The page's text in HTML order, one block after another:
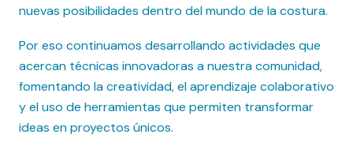
nuevas posibilidades dentro del mundo de la costura.
Por eso continuamos desarrollando actividades que
acercan técnicas innovadoras a nuestra comunidad,
fomentando la creatividad, el aprendizaje colaborativo
y el uso de herramientas que permiten transformar
ideas en proyectos únicos.